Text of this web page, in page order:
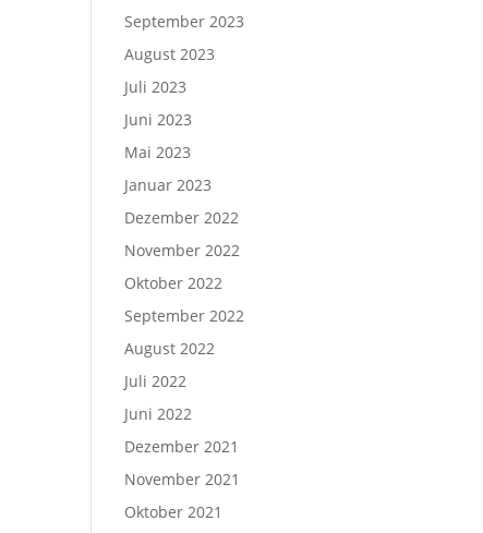
September 2023
August 2023
Juli 2023
Juni 2023
Mai 2023
Januar 2023
Dezember 2022
November 2022
Oktober 2022
September 2022
August 2022
Juli 2022
Juni 2022
Dezember 2021
November 2021
Oktober 2021